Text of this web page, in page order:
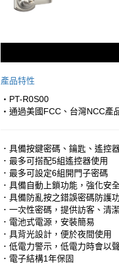
產品特性
‧PT-R0S00
‧通過美國FCC、台灣NCC產
．具備按鍵密碼、鑰匙、遙控
．最多可搭配5組遙控器使用
．最多可設定6組開門子密碼
．具備自動上鎖功能，強化安
．具備防亂按之錯誤密碼防護
．一次性密碼，提供訪客、清
．電池式電源，安裝簡易
．具背光設計，便於夜間使用
．低電力警示，低電力時會以
．電子結構1年保固